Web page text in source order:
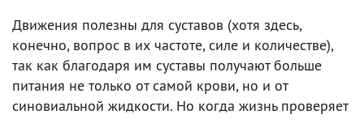
Движения полезны для суставов (хотя здесь,
конечно, вопрос в их частоте, силе и количестве),
так как благодаря им суставы получают больше
питания не только от самой крови, но и от
синовиальной жидкости. Но когда жизнь проверяет